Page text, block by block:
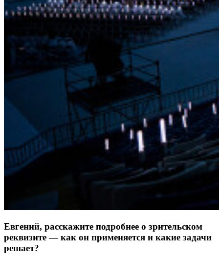
Евгений, расскажите подробнее о зрительском
реквизите — как он применяется и какие задачи
решает?